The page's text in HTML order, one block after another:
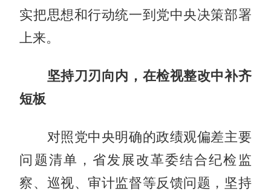
实把思想和行动统一到党中央决策部署
上来。
坚持刀刃向内，在检视整改中补齐
短板
对照党中央明确的政绩观偏差主要
问题清单，省发展改革委结合纪检监
察、巡视、审计监督等反馈问题，坚持